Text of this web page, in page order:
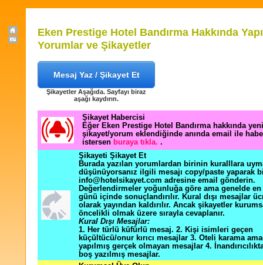
Eken Prestige Hotel Bandırma Hakkında
Yorumlar ve Şikayetler
Mesaj Yaz / Şikayet Et
Şikayetler Aşağıda. Sayfayı biraz
aşağı kaydırın.
Şikayet Habercisi
Eğer Eken Prestige Hotel Bandırma hakkında
şikayet/yorum eklendiğinde anında email ile
istersen buraya tıkla. .
Şikayeti Şikayet Et
Burada yazılan yorumlardan birinin kuralllara
düşünüyorsanız ilgili mesajı copy/paste yaparak
info@hotelsikayet.com adresine email gönderin.
Değerlendirmeler yoğunluğa göre ama genelde
günü içinde sonuçlandırılır. Kural dışı mesajlar
olarak yayından kaldırılır. Ancak şikayetler
öncelikli olmak üzere sırayla cevaplanır.
Kural Dışı Mesajlar:
1. Her türlü küfürlü mesaj. 2. Kişi isimleri geçen
küçültücü/onur kırıcı mesajlar 3. Oteli karama
yapılmış gerçek olmayan mesajlar 4.
boş yazılmış mesajlar.